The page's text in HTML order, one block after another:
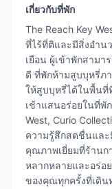
เกี่ยวกับที่พัก
The Reach Key
ที่ไร้ที่ติและมีสิ่งอำน
เยือน ผู้เข้าพักสามา
ดี ที่พักห้ามสูบบุหรี่ภ
ให้สูบบุหรี่ได้ในพื้นที่
เช้าแสนอร่อยในที่พั
West, Curio
ความรู้สึกสดชื่นแล
คุณภาพเยี่ยมที่ร้านก
หลากหลายและอร่อ
ของคุณทุกครั้งที่เดิน